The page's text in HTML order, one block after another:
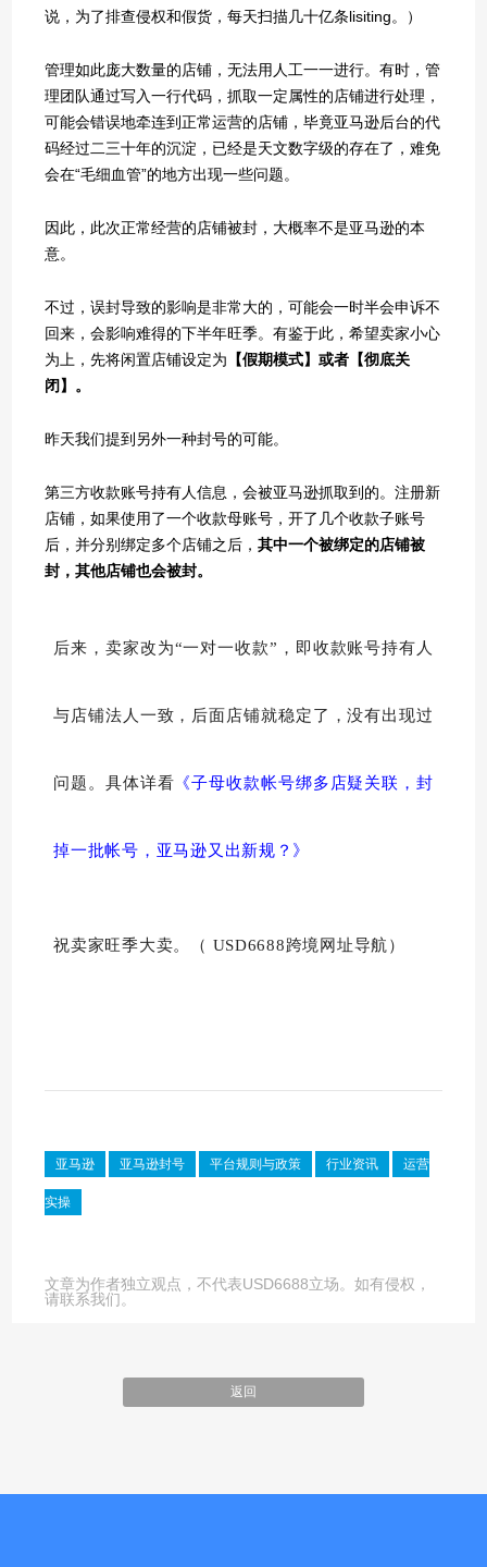
说，为了排查侵权和假货，每天扫描几十亿条lisiting。）
管理如此庞大数量的店铺，无法用人工一一进行。有时，管
理团队通过写入一行代码，抓取一定属性的店铺进行处理，
可能会错误地牵连到正常运营的店铺，毕竟亚马逊后台的代
码经过二三十年的沉淀，已经是天文数字级的存在了，难免
会在“毛细血管”的地方出现一些问题。
因此，此次正常经营的店铺被封，大概率不是亚马逊的本
意。
不过，误封导致的影响是非常大的，可能会一时半会申诉不
回来，会影响难得的下半年旺季。有鉴于此，希望卖家小心
为上，先将闲置店铺设定为 【假期模式】或者【彻底关
闭】。
昨天我们提到另外一种封号的可能。
第三方收款账号持有人信息，会被亚马逊抓取到的。注册新
店铺，如果使用了一个收款母账号，开了几个收款子账号
后，并分别绑定多个店铺之后，其中一个被绑定的店铺被
封，其他店铺也会被封。
后来，卖家改为“一对一收款”，即收款账号持有人
与店铺法人一致，后面店铺就稳定了，没有出现过
问题。具体详看 《子母收款帐号绑多店疑关联，封
掉一批帐号，亚马逊又出新规？》
祝卖家旺季大卖。（ USD6688跨境网址导航）
亚马逊 亚马逊封号 平台规则与政策 行业资讯 运营
实操
文章为作者独立观点，不代表USD6688立场。如有侵权，
请联系我们。
返回